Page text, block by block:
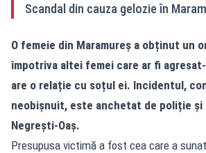
Scandal din cauza gelozie în
O femeie din Maramureș a obținut un
împotriva altei femei care ar fi
are o relație cu soțul ei. Incidentul,
neobișnuit, este anchetat de poliție și
Negrești-Oaș.
Presupusa victimă a fost cea care a